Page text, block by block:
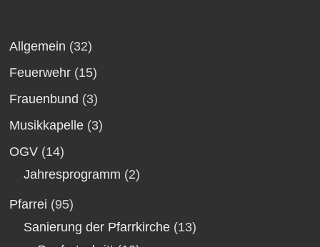
Allgemein (32)
Feuerwehr (15)
Frauenbund (3)
Musikkapelle (3)
OGV (14)
Jahresprogramm (2)
Pfarrei (95)
Sanierung der Pfarrkirche (13)